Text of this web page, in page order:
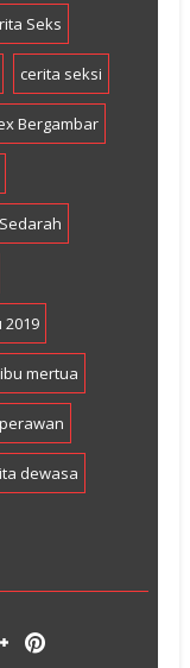
Seks
cerita seksi
Bergambar
ibu mertua
dewasa